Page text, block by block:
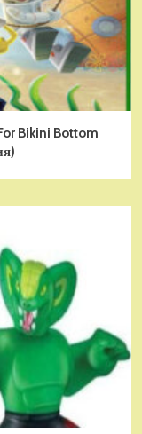
Bikini Bottom